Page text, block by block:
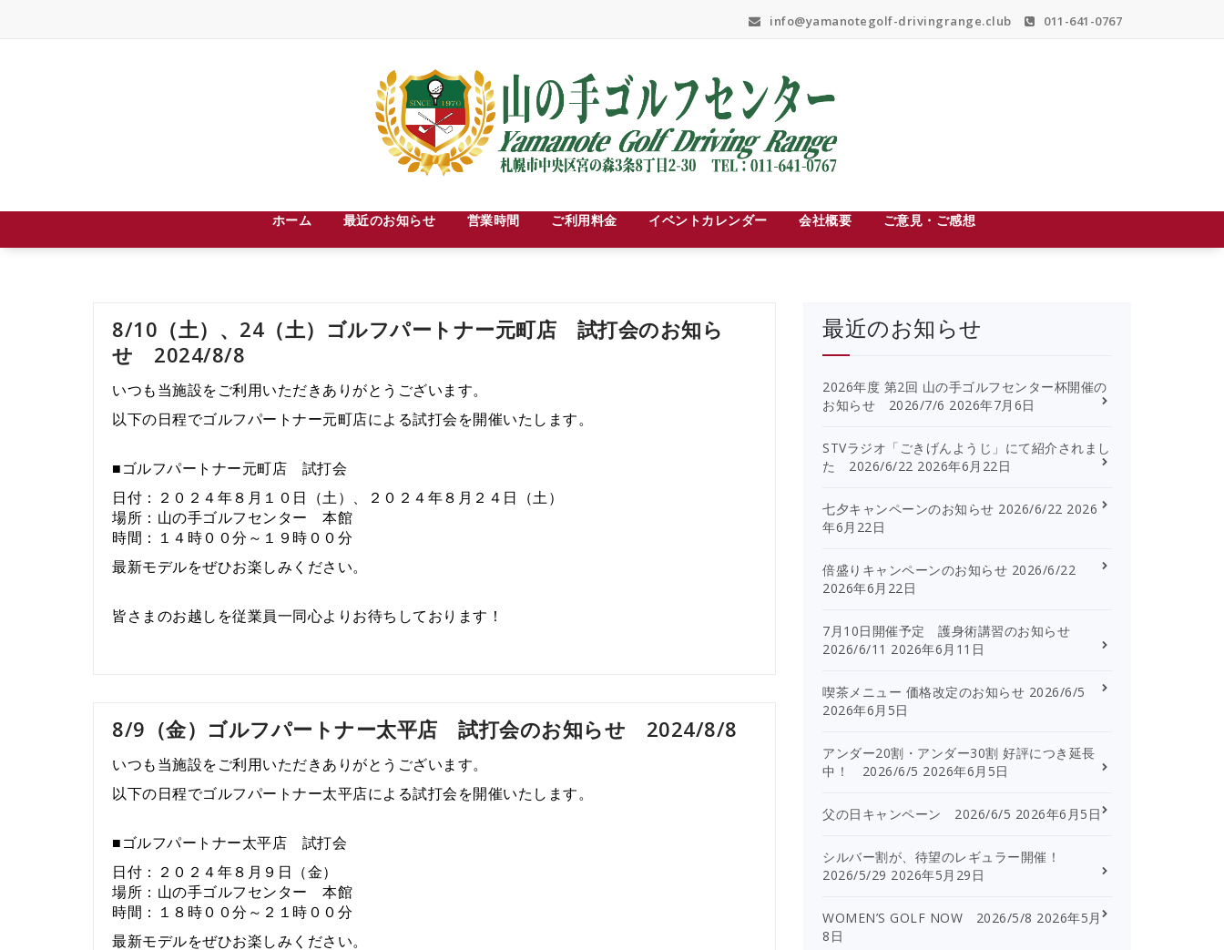
content
info@yamanotegolf-drivingrange.club 011-641-0767
ホーム 最近のお知らせ 営業時間 ご利用料金 イベントカレンダー 会社概要 ご意見・ご感想
8/10（土）、24（土）ゴルフパートナー元町店 試打会のお知ら
せ 2024/8/8
いつも当施設をご利用いただきありがとうございます。
以下の日程でゴルフパートナー元町店による試打会を開催いたします。
■ゴルフパートナー元町店 試打会
日付：２０２４年８月１０日（土）、２０２４年８月２４日（土）
場所：山の手ゴルフセンター 本館
時間：１４時００分～１９時００分
最新モデルをぜひお楽しみください。
皆さまのお越しを従業員一同心よりお待ちしております！
8/9（金）ゴルフパートナー太平店 試打会のお知らせ 2024/8/8
いつも当施設をご利用いただきありがとうございます。
以下の日程でゴルフパートナー太平店による試打会を開催いたします。
■ゴルフパートナー太平店 試打会
日付：２０２４年８月９日（金）
場所：山の手ゴルフセンター 本館
時間：１８時００分～２１時００分
最新モデルをぜひお楽しみください。
最近のお知らせ
2026年度 第2回 山の手ゴルフセンター杯開催の
お知らせ 2026/7/6 2026年7月6日
STVラジオ「ごきげんようじ」にて紹介されまし
た 2026/6/22 2026年6月22日
七夕キャンペーンのお知らせ 2026/6/22 2026
年6月22日
倍盛りキャンペーンのお知らせ 2026/6/22
2026年6月22日
7月10日開催予定 護身術講習のお知らせ
2026/6/11 2026年6月11日
喫茶メニュー 価格改定のお知らせ 2026/6/5
2026年6月5日
アンダー20割・アンダー30割 好評につき延長
中！ 2026/6/5 2026年6月5日
父の日キャンペーン 2026/6/5 2026年6月5日
シルバー割が、待望のレギュラー開催！
2026/5/29 2026年5月29日
WOMEN’S GOLF NOW 2026/5/8 2026年5月
8日